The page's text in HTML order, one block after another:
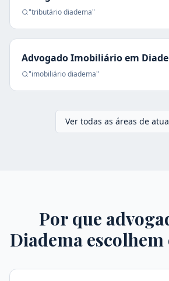
"tributáriodiadema"
Advogado Imobiliárioem
"imobiliáriodiadema"
Ver todas as áreas de
Por que
Diadema